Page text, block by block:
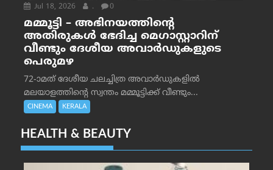
Jul 18, 2026 . 0
മമ്മൂട്ടി – അഭിനയത്തിന്റെ
അതിരുകൾ ഭേദിച്ച മെഗാസ്റ്റാറിന്
വീണ്ടും ദേശീയ അവാർഡുകളുടെ
പെരുമഴ
72-ാമത് ദേശീയ ചലച്ചിത്ര അവാര്‍ഡുകളില്‍
മലയാളത്തിന്റെ സ്വന്തം മമ്മൂട്ടിക്ക് വീണ്ടും...
CINEMA KERALA
HEALTH & BEAUTY